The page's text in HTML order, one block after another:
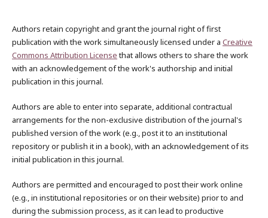
Authors retain copyright and grant the journal right of first
publication with the work simultaneously licensed under a Creative
Commons Attribution Licensethat allows others to share the work
with an acknowledgement of the work's authorship and initial
publication in this journal.
Authors are able to enter into separate, additional contractual
arrangements for the non-exclusive distribution of the journal's
published version of the work (e.g., post it to an institutional
repository or publish it in a book), with an acknowledgement of its
initial publication in this journal.
Authors are permitted and encouraged to post their work online
(e.g., in institutional repositories or on their website) prior to and
during the submission process, as it can lead to productive